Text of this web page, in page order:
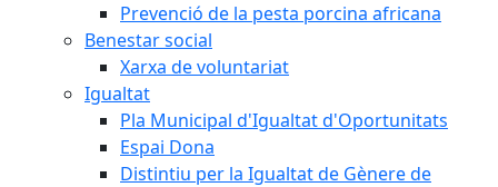
Prevenció de la pesta porcina africana
Benestar social
Xarxa de voluntariat
Igualtat
Pla Municipal d'Igualtat d'Oportunitats
Espai Dona
Distintiu per la Igualtat de Gènere de